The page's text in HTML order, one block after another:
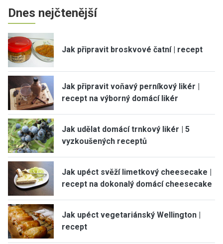
Dnes nejčtenější
Jak připravit broskvové čatní | recept
Jak připravit voňavý perníkový likér |
recept na výborný domácí likér
Jak udělat domácí trnkový likér | 5
vyzkoušených receptů
Jak upéct svěží limetkový cheesecake |
recept na dokonalý domácí cheesecake
Jak upéct vegetariánský Wellington |
recept